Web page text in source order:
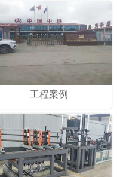
工程案例